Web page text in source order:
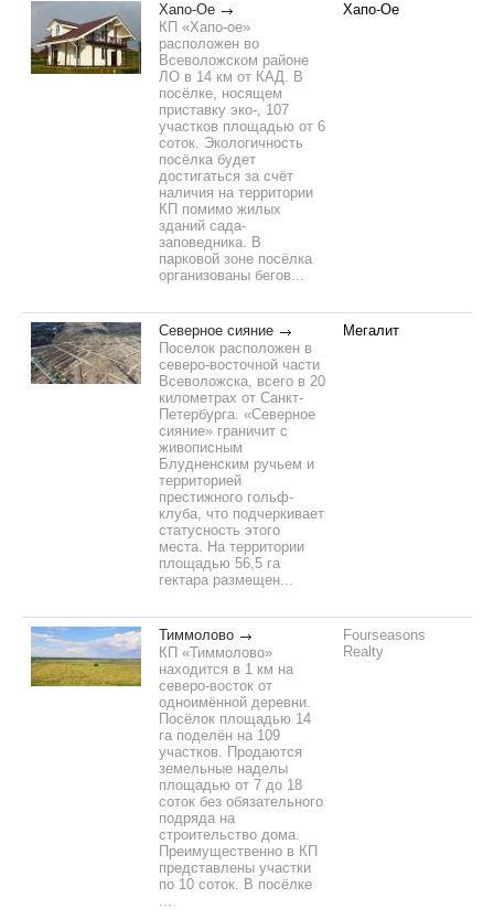
Хапо-Ое
КП «Хапо-ое»
расположен во
Всеволожском районе
ЛО в 14 км от КАД. В
посёлке, носящем
приставку эко-, 107
участков площадью от 6
соток. Экологичность
посёлка будет
достигаться за счёт
наличия на территории
КП помимо жилых
зданий сада-
заповедника. В
парковой зоне посёлка
организованы бегов...
Хапо-Ое
Северное сияние
Поселок расположен в
северо-восточной части
Всеволожска, всего в 20
километрах от Санкт-
Петербурга. «Северное
сияние» граничит с
живописным
Блудненским ручьем и
территорией
престижного гольф-
клуба, что подчеркивает
статусность этого
места. На территории
площадью 56,5 га
гектара размещен...
Мегалит
Тиммолово
КП «Тиммолово»
находится в 1 км на
северо-восток от
одноимённой деревни.
Посёлок площадью 14
га поделён на 109
участков. Продаются
земельные наделы
площадью от 7 до 18
соток без обязательного
подряда на
строительство дома.
Преимущественно в КП
представлены участки
по 10 соток. В посёлке
...
Fourseasons
Realty